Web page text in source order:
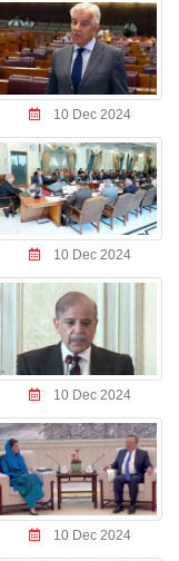
10 Dec 2024
10 Dec 2024
10 Dec 2024
10 Dec 2024